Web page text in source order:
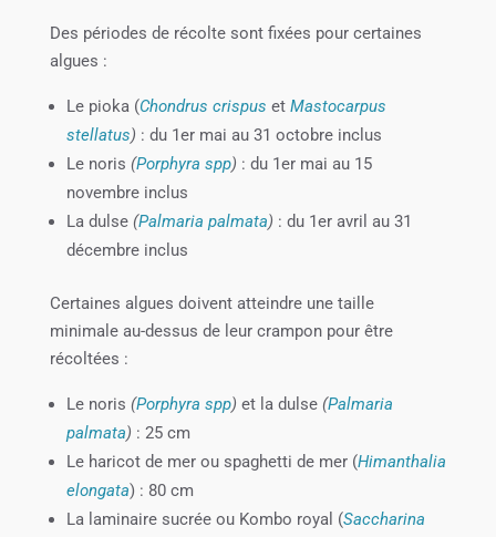
Des périodes de récolte sont fixées pour certaines
algues :
Le pioka (Chondrus crispus et Mastocarpus
stellatus) : du 1er mai au 31 octobre inclus
Le noris (Porphyra spp) : du 1er mai au 15
novembre inclus
La dulse(Palmaria palmata) : du 1er avril au 31
décembre inclus
Certaines algues doivent atteindre une taille
minimale au-dessus de leur crampon pour être
récoltées :
Le noris (Porphyra spp) et la dulse(Palmaria
palmata) : 25 cm
Le haricot de mer ou spaghetti de mer (Himanthalia
elongata) : 80 cm
La laminaire sucrée ou Kombo royal (Saccharina